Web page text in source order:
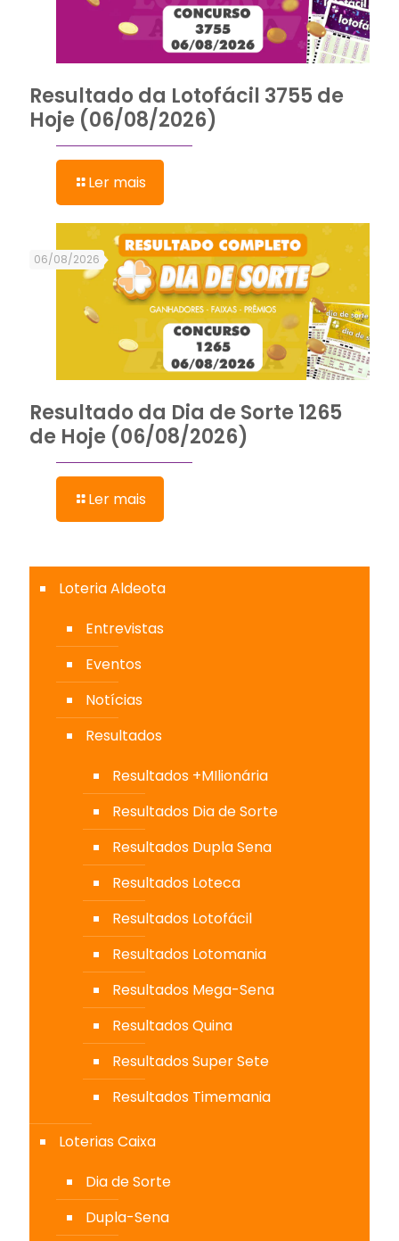
Resultado da Lotofácil 3755 de
Hoje (06/08/2026)
Ler mais
06/08/2026
Resultado da Dia de Sorte 1265
de Hoje (06/08/2026)
Ler mais
Loteria Aldeota
Entrevistas
Eventos
Notícias
Resultados
Resultados +MIlionária
Resultados Dia de Sorte
Resultados Dupla Sena
Resultados Loteca
Resultados Lotofácil
Resultados Lotomania
Resultados Mega-Sena
Resultados Quina
Resultados Super Sete
Resultados Timemania
Loterias Caixa
Dia de Sorte
Dupla-Sena